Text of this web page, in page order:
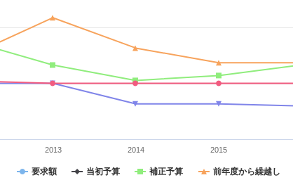
要求額 当初予算 補正予算 前年度から繰越し
2013 2014 2015